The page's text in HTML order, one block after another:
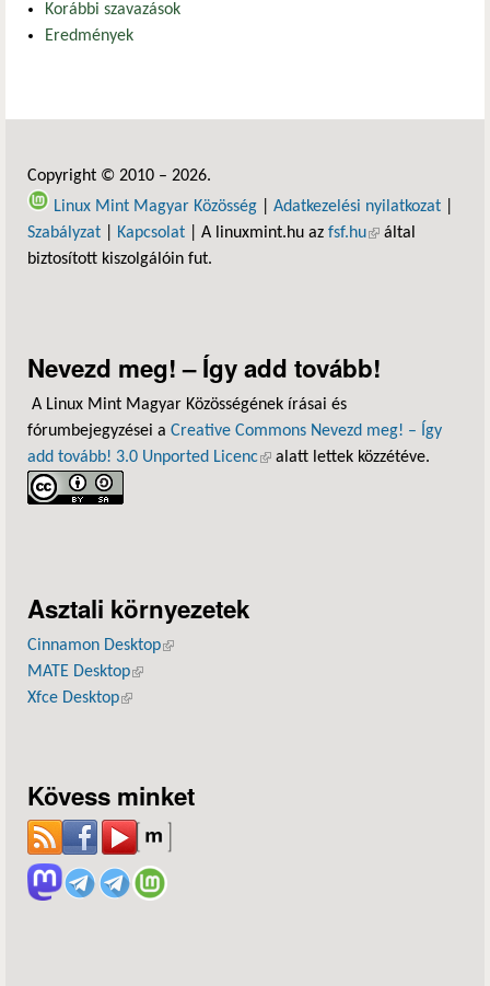
Korábbi szavazások
Eredmények
Copyright © 2010 – 2026.
Linux Mint Magyar Közösség
Adatkezelési nyilatkozat
Szabályzat
Kapcsolat | A linuxmint.hu az fsf.hu(külső hivatkozás)
által
biztosított kiszolgálóin fut.
Nevezd meg! – Így add tovább!
A Linux Mint Magyar Közösségének írásai és
fórumbejegyzései a Creative Commons Nevezd meg! – Így
add tovább! 3.0 Unported Licenc(külső hivatkozás)
alatt lettek közzétéve.
Asztali környezetek
Cinnamon Desktop(külső hivatkozás)
MATE Desktop(külső hivatkozás)
Xfce Desktop(külső hivatkozás)
Kövess minket